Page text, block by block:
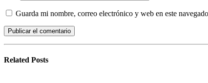
Guarda mi nombre, correo electrónico y web en este
Related Posts